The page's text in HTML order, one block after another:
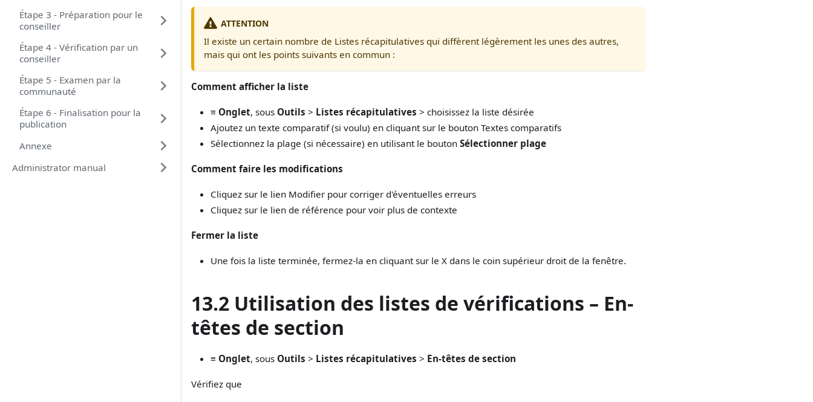
Étape 3 - Préparation pour le
conseiller
Étape 4 - Vérification par un
conseiller
Étape 5 - Examen par la
communauté
Étape 6 - Finalisation pour la
publication
Annexe
Administrator manual
ATTENTION
Il existe un certain nombre de Listes récapitulatives qui diffèrent légèrement les unes des autres,
mais qui ont les points suivants en commun :
Comment afficher la liste
≡ Onglet, sous Outils > Listes récapitulatives > choisissez la liste désirée
Ajoutez un texte comparatif (si voulu) en cliquant sur le bouton Textes comparatifs
Sélectionnez la plage (si nécessaire) en utilisant le bouton Sélectionner plage
Comment faire les modifications
Cliquez sur le lien Modifier pour corriger d'éventuelles erreurs
Cliquez sur le lien de référence pour voir plus de contexte
Fermer la liste
Une fois la liste terminée, fermez-la en cliquant sur le X dans le coin supérieur droit de la fenêtre.
13.2 Utilisation des listes de vérifications – En-
têtes de section
≡ Onglet, sous Outils > Listes récapitulatives > En-têtes de section
Vérifiez que